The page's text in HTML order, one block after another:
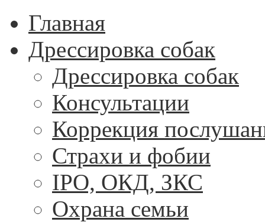
Главная
Дрессировка собак
Дрессировка собак
Консультации
Коррекция
Страхи и фобии
IPO, ОКД, ЗКС
Охрана семьи